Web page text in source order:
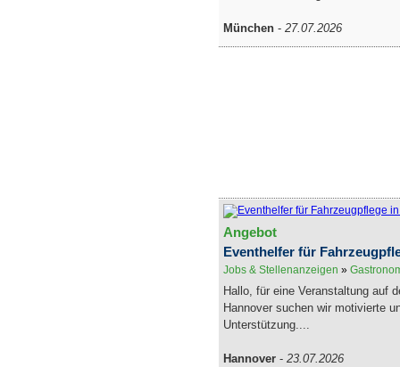
München - 27.07.2026
Angebot
Eventhelfer für
Jobs & Stellenanzeigen »
Hallo, für eine Veranstaltung auf
Hannover suchen wir motivierte
Unterstützung....
Hannover - 23.07.2026